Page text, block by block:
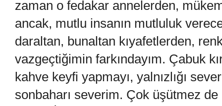
zaman o fedakar annelerden,
ancak, mutlu insanın mutluluk
daraltan, bunaltan kıyafetlerden,
vazgeçtiğimin farkındayım. Çabuk
kahve keyfi yapmayı, yalnızlığı
sonbaharı severim. Çok üşütmez